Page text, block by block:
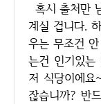
혹시 출처만 남기면 괜찮지 않겠느냐? 싶으신 분들도
계실 겁니다.
우는 무조건
는건 인기있
저 식당이에
잖습니까? 반